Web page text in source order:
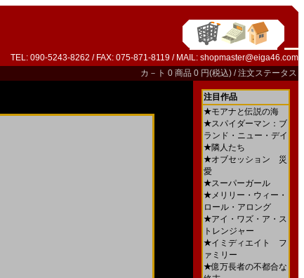
TEL: 090-5243-8262 / FAX: 075-871-8119 / MAIL: shopmaster@eiga46.com
カ－ト 0 商品 0 円(税込) /注文ステータス
注目作品
★モアナと伝説の海
★スパイダーマン：ブ
ランド・ニュー・デイ
★隣人たち
★オブセッション 災
愛
★スーパーガール
★メリリー・ウィー・
ロール・アロング
★アイ・ワズ・ア・ス
トレンジャー
★イミディエイト フ
ァミリー
★億万長者の不都合な